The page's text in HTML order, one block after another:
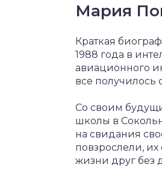
Мария
Краткая
1988 года в
авиационного
все получилось
Со своим
школы в
на свидания
повзрослели,
жизни друг без